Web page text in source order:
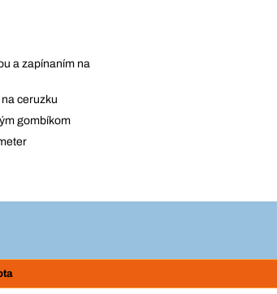
a zapínaním na
ceruzku
gombíkom